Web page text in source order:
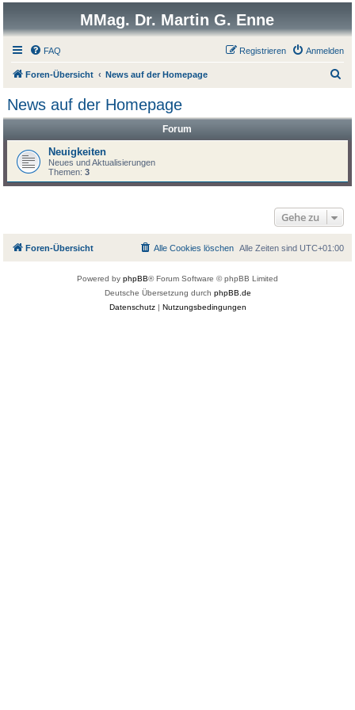
MMag. Dr. Martin G. Enne
FAQ Anmelden
Registrieren
Foren-Übersicht News auf der Homepage
News auf der Homepage
Forum
Neuigkeiten
Neues und Aktualisierungen
Themen:3
Gehe zu
Foren-Übersicht Alle Zeiten sind UTC+01:00
Alle Cookies löschen
Powered by phpBB® Forum Software © phpBB Limited
Deutsche Übersetzung durch phpBB.de
Datenschutz| Nutzungsbedingungen